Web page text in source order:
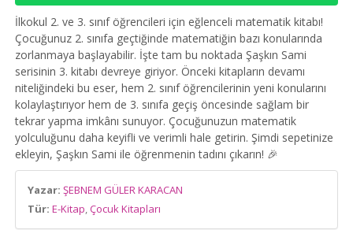
İlkokul 2. ve 3. sınıf öğrencileri için eğlenceli matematik kitabı!
Çocuğunuz 2. sınıfa geçtiğinde matematiğin bazı konularında
zorlanmaya başlayabilir. İşte tam bu noktada Şaşkın Sami
serisinin 3. kitabı devreye giriyor. Önceki kitapların devamı
niteliğindeki bu eser, hem 2. sınıf öğrencilerinin yeni konularını
kolaylaştırıyor hem de 3. sınıfa geçiş öncesinde sağlam bir
tekrar yapma imkânı sunuyor. Çocuğunuzun matematik
yolculuğunu daha keyifli ve verimli hale getirin. Şimdi sepetinize
ekleyin, Şaşkın Sami ile öğrenmenin tadını çıkarın! 🎉
Yazar: ŞEBNEM GÜLER KARACAN
Tür: E-Kitap,Çocuk Kitapları